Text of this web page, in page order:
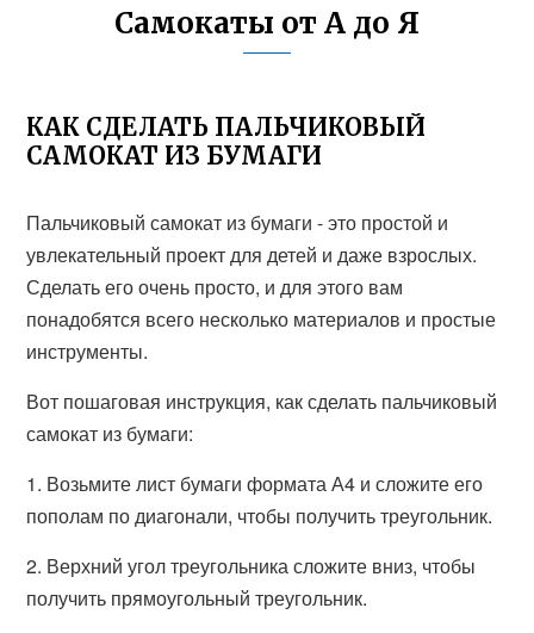
Самокаты от А до Я
КАК СДЕЛАТЬ ПАЛЬЧИКОВЫЙ
САМОКАТ ИЗ БУМАГИ
Пальчиковый самокат из бумаги - это простой и
увлекательный проект для детей и даже взрослых.
Сделать его очень просто, и для этого вам
понадобятся всего несколько материалов и простые
инструменты.
Вот пошаговая инструкция, как сделать пальчиковый
самокат из бумаги:
1. Возьмите лист бумаги формата А4 и сложите его
пополам по диагонали, чтобы получить треугольник.
2. Верхний угол треугольника сложите вниз, чтобы
получить прямоугольный треугольник.